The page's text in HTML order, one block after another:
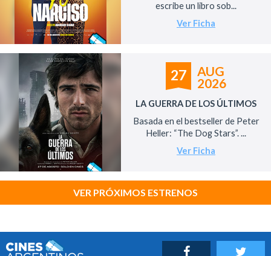
escribe un libro sob...
Ver Ficha
27
AUG
2026
LA GUERRA DE LOS ÚLTIMOS
Basada en el bestseller de Peter
Heller: “The Dog Stars”. ...
Ver Ficha
VER PRÓXIMOS ESTRENOS